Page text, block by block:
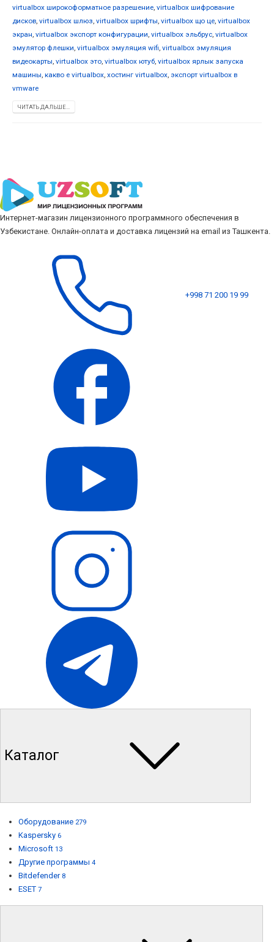
virtualbox широкоформатное разрешение, virtualbox шифрование
дисков, virtualbox шлюз, virtualbox шрифты, virtualbox що це, virtualbox
экран, virtualbox экспорт конфигурации, virtualbox эльбрус, virtualbox
эмулятор флешки, virtualbox эмуляция wifi, virtualbox эмуляция
видеокарты, virtualbox это, virtualbox ютуб, virtualbox ярлык запуска
машины, какво е virtualbox, хостинг virtualbox, экспорт virtualbox в
vmware
ЧИТАТЬ ДАЛЬШЕ...
Интернет-магазин лицензионного программного обеспечения в
Узбекистане. Онлайн-оплата и доставка лицензий на email из Ташкента.
+998 71 200 19 99
Каталог
Оборудование 279
Kaspersky 6
Microsoft 13
Другие программы 4
Bitdefender 8
ESET 7